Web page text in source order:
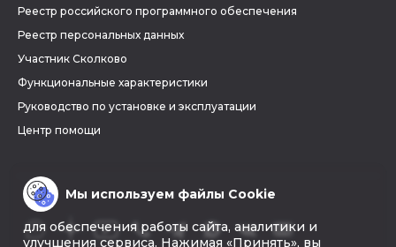
Реестр российского программного обеспечения
Реестр персональных данных
Участник Сколково
Функциональные характеристики
Руководство по установке и эксплуатации
Центр помощи
Мы используем файлы Cookie
для обеспечения работы сайта, аналитики и
улучшения сервиса. Нажимая «Принять», вы